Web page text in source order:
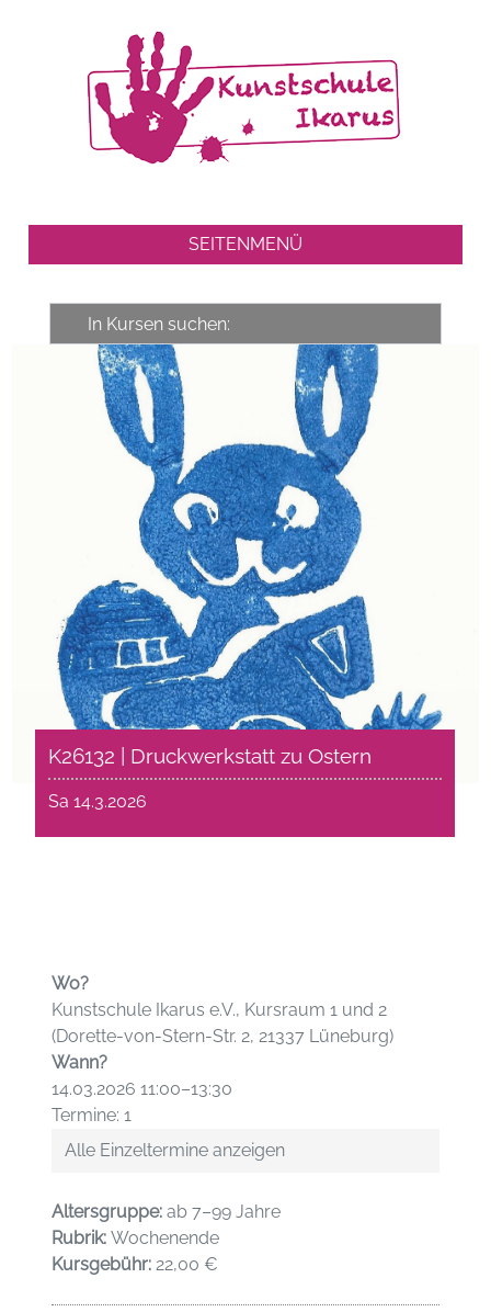
SEITENMENÜ
K26132 | Druckwerkstatt zu Ostern
Sa 14.3.2026
Wo?
Kunstschule Ikarus e.V., Kursraum 1 und 2
(Dorette-von-Stern-Str. 2, 21337 Lüneburg)
Wann?
14.03.2026 11:00–13:30
Termine: 1
Alle Einzeltermine anzeigen
Altersgruppe: ab 7–99 Jahre
Rubrik: Wochenende
Kursgebühr: 22,00 €